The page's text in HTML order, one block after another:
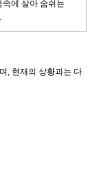
에 살아 숨쉬는
, 현재의 상황과는 다